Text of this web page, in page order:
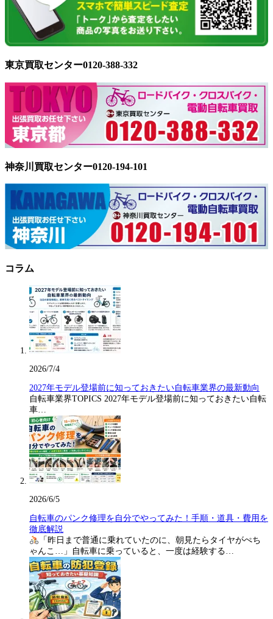
東京買取センター0120-388-332
神奈川買取センター0120-194-101
コラム
2026/7/4
2027年モデル登場前に知っておきたい自転車業界の最新動向
自転車業界TOPICS 2027年モデル登場前に知っておきたい自転
車…
2026/6/5
自転車のパンク修理を自分でやってみた！手順・道具・費用を
徹底解説
「昨日まで普通に乗れていたのに、朝見たらタイヤがぺち
ゃんこ…」自転車に乗っていると、一度は経験する…